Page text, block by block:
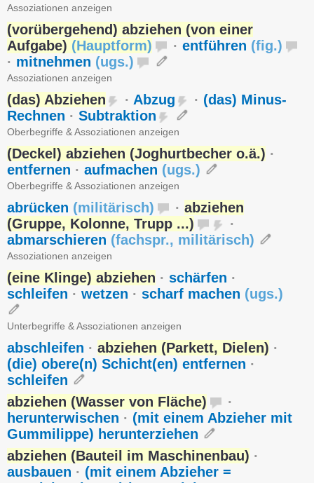
Assoziationen anzeigen
(vorübergehend) abziehen (von einer
Aufgabe) (Hauptform) · entführen (fig.)
· mitnehmen (ugs.)
Assoziationen anzeigen
(das) Abziehen · Abzug · (das) Minus-
Rechnen · Subtraktion
Oberbegriffe & Assoziationen anzeigen
(Deckel) abziehen (Joghurtbecher o.ä.) ·
entfernen · aufmachen (ugs.)
Oberbegriffe & Assoziationen anzeigen
abrücken (militärisch) · abziehen
(Gruppe, Kolonne, Trupp ...)
·
abmarschieren (fachspr., militärisch)
Assoziationen anzeigen
(eine Klinge) abziehen · schärfen ·
schleifen · wetzen · scharf machen (ugs.)
Unterbegriffe & Assoziationen anzeigen
abschleifen · abziehen (Parkett, Dielen) ·
(die) obere(n) Schicht(en) entfernen ·
schleifen
abziehen (Wasser von Fläche)
·
herunterwischen · (mit einem Abzieher mit
Gummilippe) herunterziehen
abziehen (Bauteil im Maschinenbau) ·
ausbauen · (mit einem Abzieher =